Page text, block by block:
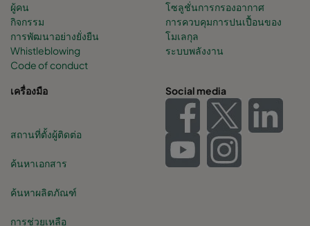
ผู้คน
กิจกรรม
การพัฒนาอย่างยั่งยืน
Whistleblowing
Code of conduct
โซลูชั่นการกรองอากาศ
การควบคุมการปนเปื้อนของ
โมเลกุล
ระบบพลังงาน
เครื่องมือ
สถานที่ตั้งผู้ติดต่อ
ค้นหาเอกสาร
ค้นหาผลิตภัณฑ์
การช่วยเหลือ
Social media